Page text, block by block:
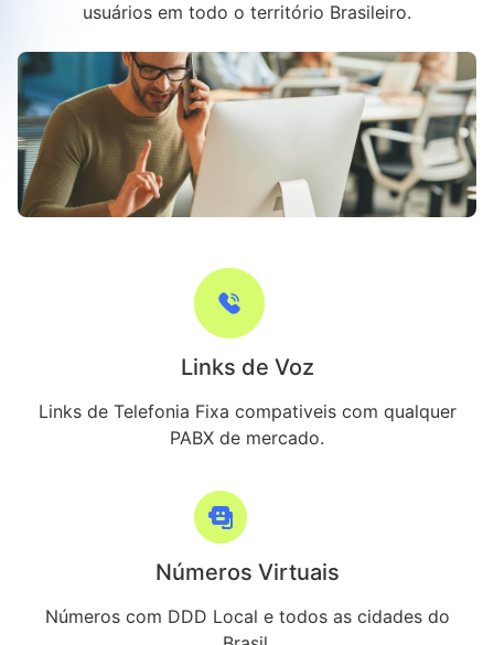
usuários em todo o território Brasileiro.
Links de Voz
Links de Telefonia Fixa compativeis com qualquer
PABX de mercado.
Números Virtuais
Números com DDD Local e todos as cidades do